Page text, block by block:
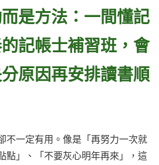
是方法：一間懂記
記帳士補習班，會
原因再安排讀書順
不一定有用。像是「再努力一次就
點」、「不要灰心明年再來」，這